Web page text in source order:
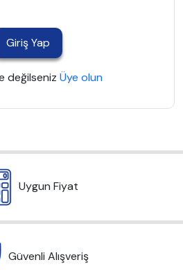
Giriş Yap
değilseniz Üye olun
Uygun Fiyat
Güvenli Alışveriş